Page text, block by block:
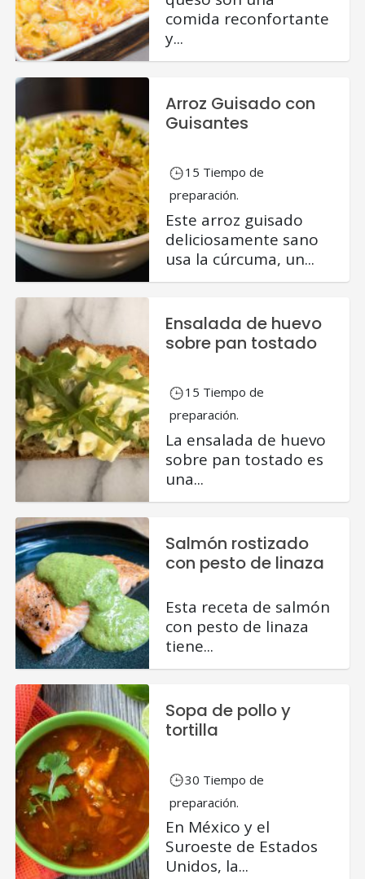
comida reconfortante
y...
Arroz Guisado con
Guisantes
15 Tiempo de
preparación.
Este arroz guisado
deliciosamente sano
usa la cúrcuma, un...
Ensalada de huevo
sobre pan tostado
15 Tiempo de
preparación.
La ensalada de huevo
sobre pan tostado es
una...
Salmón rostizado
con pesto de linaza
Esta receta de salmón
con pesto de linaza
tiene...
Sopa de pollo y
tortilla
30 Tiempo de
preparación.
En México y el
Suroeste de Estados
Unidos, la...